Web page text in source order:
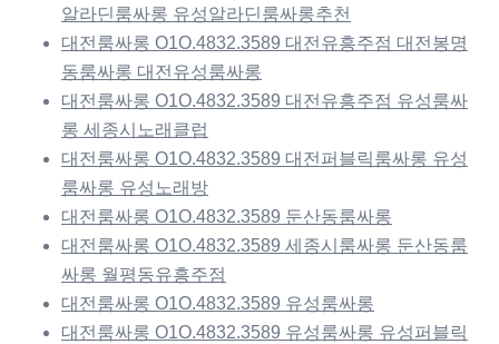
알라딘룸싸롱 유성알라딘룸싸롱추천
대전룸싸롱 O1O.4832.3589 대전유흥주점 대전봉명
동룸싸롱 대전유성룸싸롱
대전룸싸롱 O1O.4832.3589 대전유흥주점 유성룸싸
롱 세종시노래클럽
대전룸싸롱 O1O.4832.3589 대전퍼블릭룸싸롱 유성
룸싸롱 유성노래방
대전룸싸롱 O1O.4832.3589 둔산동룸싸롱
대전룸싸롱 O1O.4832.3589 세종시룸싸롱 둔산동룸
싸롱 월평동유흥주점
대전룸싸롱 O1O.4832.3589 유성룸싸롱
대전룸싸롱 O1O.4832.3589 유성룸싸롱 유성퍼블릭